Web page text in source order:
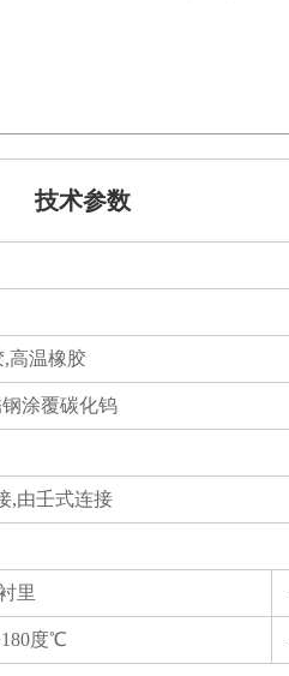
技术参数
,高温橡胶
涂覆碳化钨
,由壬式连接
里
度℃